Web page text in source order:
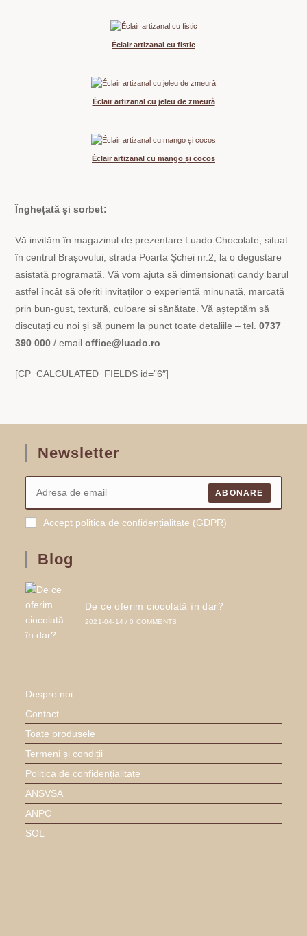
Éclair artizanal cu fistic
Éclair artizanal cu jeleu de zmeură
Éclair artizanal cu mango și cocos
Înghețată și sorbet:
Vă invităm în magazinul de prezentare Luado Chocolate, situat
în centrul Brașovului, strada Poarta Șchei nr.2, la o degustare
asistată programată. Vă vom ajuta să dimensionați candy barul
astfel încât să oferiți invitaților o experientă minunată, marcată
prin bun-gust, textură, culoare și sănătate. Vă așteptăm să
discutați cu noi și să punem la punct toate detaliile – tel.0737
390 000 / emailoffice@luado.ro
[CP_CALCULATED_FIELDS id=”6″]
Newsletter
ABONARE
Accept politica de confidențialitate (GDPR)
Blog
De ce oferim ciocolată în dar?
2021-04-14 / 0 COMMENTS
Despre noi
Contact
Toate produsele
Termeni și condiții
Politica de confidențialitate
ANSVSA
ANPC
SOL